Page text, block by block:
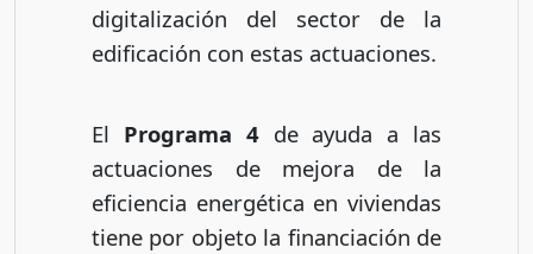
digitalización del sector de la
edificación con estas actuaciones.
El Programa 4de ayuda a las
actuaciones de mejora de la
eficiencia energética en viviendas
tiene por objeto la financiación de